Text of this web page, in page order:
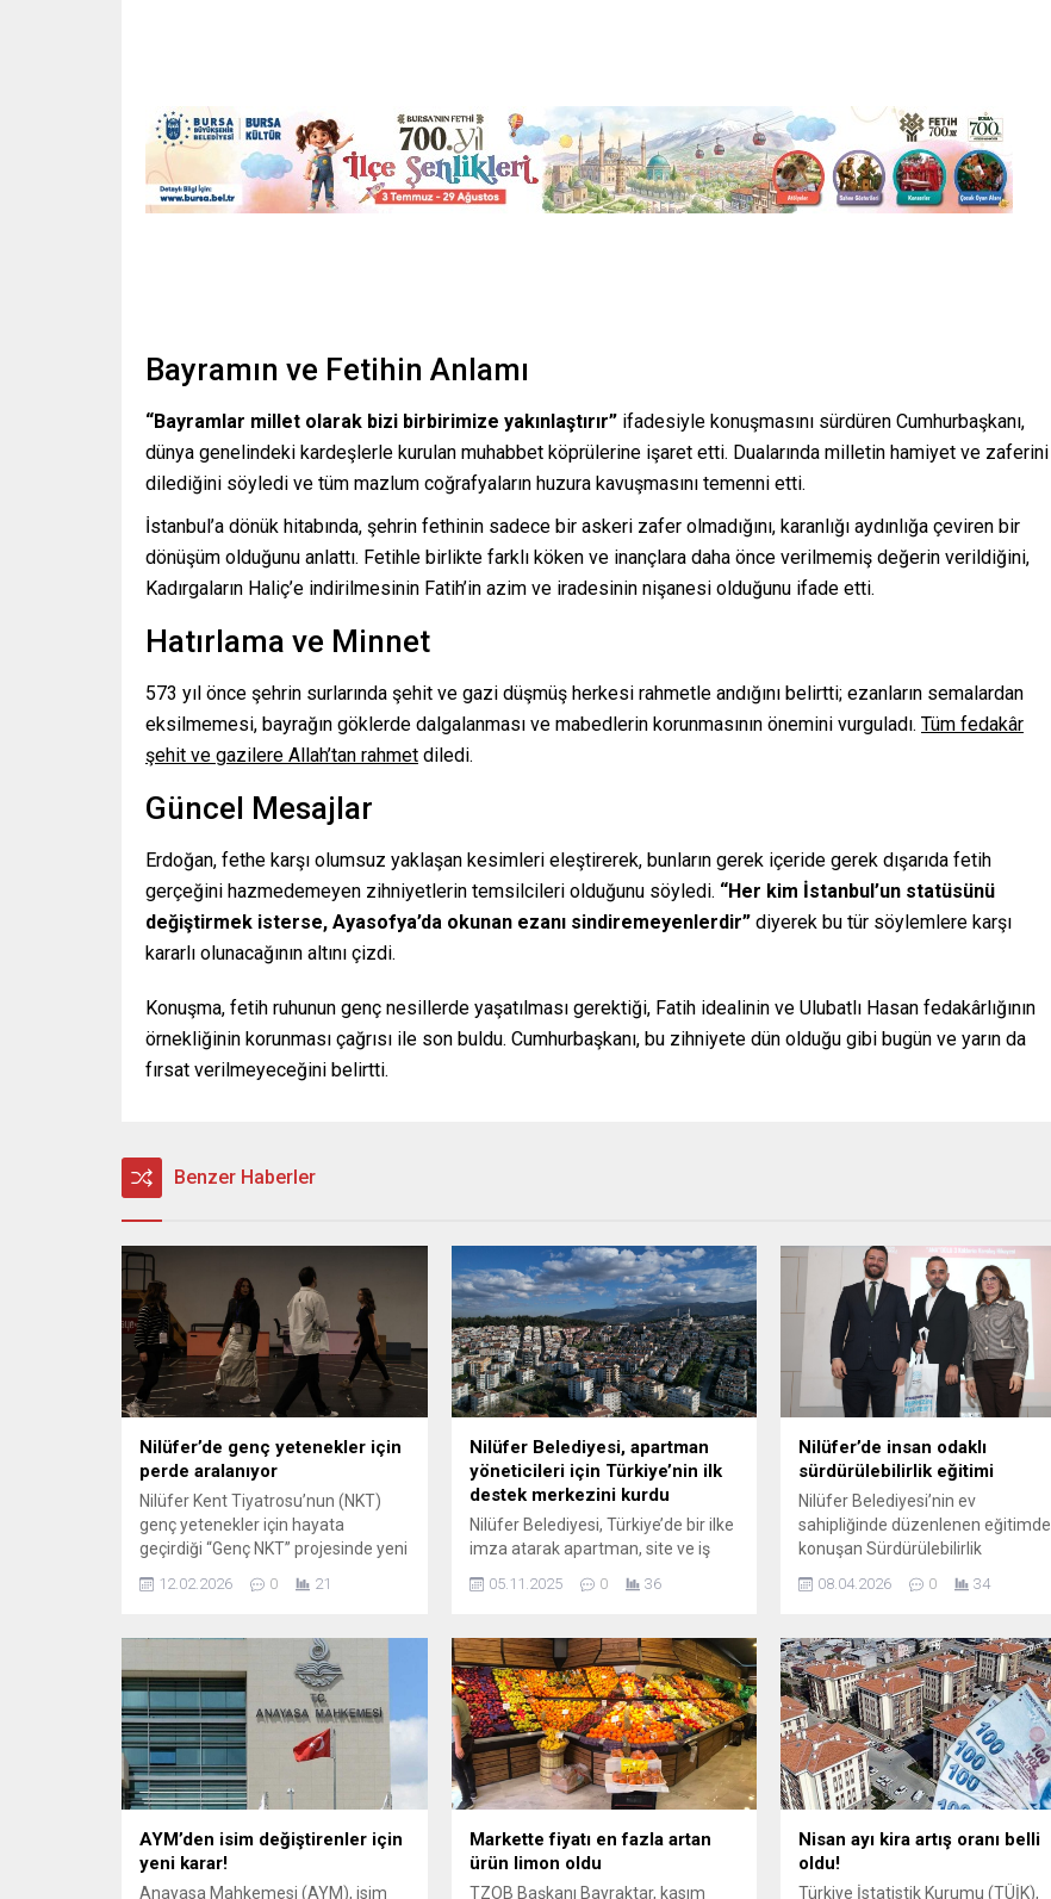
Bayramın ve Fetihin Anlamı
“Bayramlar millet olarak bizi birbirimize yakınlaştırır” ifadesiyle konuşmasını sürdüren Cumhurbaşkanı,
dünya genelindeki kardeşlerle kurulan muhabbet köprülerine işaret etti. Dualarında milletin hamiyet ve zaferini
dilediğini söyledi ve tüm mazlum coğrafyaların huzura kavuşmasını temenni etti.
İstanbul’a dönük hitabında, şehrin fethinin sadece bir askeri zafer olmadığını, karanlığı aydınlığa çeviren bir
dönüşüm olduğunu anlattı. Fetihle birlikte farklı köken ve inançlara daha önce verilmemiş değerin verildiğini,
Kadırgaların Haliç’e indirilmesinin Fatih’in azim ve iradesinin nişanesi olduğunu ifade etti.
Hatırlama ve Minnet
573 yıl önce şehrin surlarında şehit ve gazi düşmüş herkesi rahmetle andığını belirtti; ezanların semalardan
eksilmemesi, bayrağın göklerde dalgalanması ve mabedlerin korunmasının önemini vurguladı. Tüm fedakâr
şehit ve gazilere Allah’tan rahmet diledi.
Güncel Mesajlar
Erdoğan, fethe karşı olumsuz yaklaşan kesimleri eleştirerek, bunların gerek içeride gerek dışarıda fetih
gerçeğini hazmedemeyen zihniyetlerin temsilcileri olduğunu söyledi. “Her kim İstanbul’un statüsünü
değiştirmek isterse, Ayasofya’da okunan ezanı sindiremeyenlerdir” diyerek bu tür söylemlere karşı
kararlı olunacağının altını çizdi.
Konuşma, fetih ruhunun genç nesillerde yaşatılması gerektiği, Fatih idealinin ve Ulubatlı Hasan fedakârlığının
örnekliğinin korunması çağrısı ile son buldu. Cumhurbaşkanı, bu zihniyete dün olduğu gibi bugün ve yarın da
fırsat verilmeyeceğini belirtti.
Benzer Haberler
Nilüfer’de genç yetenekler için
perde aralanıyor
Nilüfer Kent Tiyatrosu’nun (NKT)
genç yetenekler için hayata
geçirdiği “Genç NKT” projesinde yeni
başvuruların ardından yapılan
profesyonel tiyatro eğitimi almaya
hak kazandı. Nilüfer Belediyesi,
sanat ve sanatçıları desteklemeye
devam ediyor. Tiyatro tutkunu 15-
25 yaş arası 80 gencin başvurduğu
‘Genç NKT seçimleri’, Yüzüncüyıl...
12.02.2026 0 21
Nilüfer Belediyesi, apartman
yöneticileri için Türkiye’nin ilk
destek merkezini kurdu
Nilüfer Belediyesi, Türkiye’de bir ilke
imza atarak apartman, site ve iş
çalışan emekçiler için özel bir
Apartman Yöneticileri ve Emekçileri
Destekleme Merkezi (NAYDEM)
adıyla hizmet verecek merkez,
yöneticilerin karşılaştığı sorunlara
çözüm üretecek. Nilüfer Belediyesi,
Türkiye’de bir ilke imza atarak ilçe
sınırları...
05.11.2025 0 36
Nilüfer’de insan odaklı
sürdürülebilirlik eğitimi
Nilüfer Belediyesi’nin ev
sahipliğinde düzenlenen eğitimde
konuşan Sürdürülebilirlik
sürdürülebilirliğin sadece çevresel
toplumsal bir dönüşüm süreci
olduğunu vurguladı. Nilüfer
Belediyesi, Pupa Dans Kültür ve
Sanat Kulübü Derneği iş birliğinde
“Sürdürülebilirlik, Kültür, Sanat ve
İnsan Bilinçlendirme Eğitimi”
düzenledi. Karaman Dernekler
Yerleşkesi’ndeki etkinliğe kadın...
08.04.2026 0 34
AYM’den isim değiştirenler için
yeni karar!
Anayasa Mahkemesi (AYM), isim
Markette fiyatı en fazla artan
ürün limon oldu
TZOB Başkanı Bayraktar, kasım
Nisan ayı kira artış oranı belli
oldu!
Türkiye İstatistik Kurumu (TÜİK),